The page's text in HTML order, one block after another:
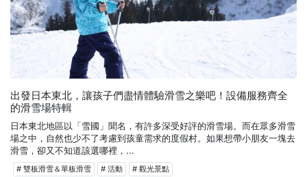
出發日本東北，讓孩子們盡情體驗滑雪之樂吧！設備服務齊全
的滑雪場特輯
日本東北地區以「雪國」聞名，有許多深受好評的滑雪場。而在眾多滑雪
場之中，自然也少不了考慮到孩童需求的度假村。如果想帶小朋友一塊去
滑雪，卻又不知道該選哪裡，...
# 雙板滑雪＆單板滑雪 # 活動 # 觀光景點